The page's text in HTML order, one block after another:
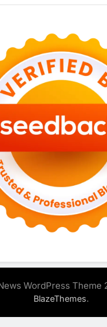
WordPress Theme
BlazeThemes.